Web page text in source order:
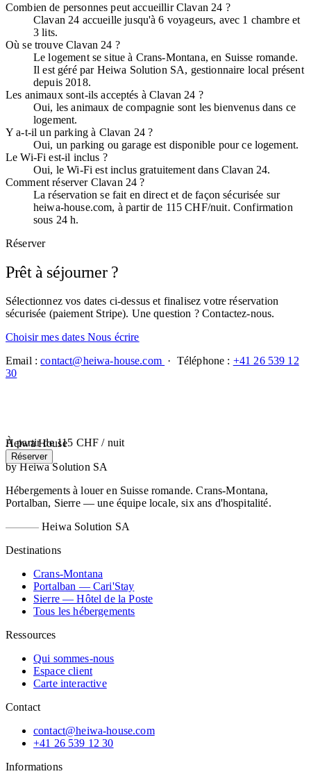
Combien de personnes peut accueillir Clavan 24 ?
Clavan 24 accueille jusqu'à 6 voyageurs, avec 1 chambre et
3 lits.
Où se trouve Clavan 24 ?
Le logement se situe à Crans-Montana, en Suisse romande.
Il est géré par Heiwa Solution SA, gestionnaire local présent
depuis 2018.
Les animaux sont-ils acceptés à Clavan 24 ?
Oui, les animaux de compagnie sont les bienvenus dans ce
logement.
Y a-t-il un parking à Clavan 24 ?
Oui, un parking ou garage est disponible pour ce logement.
Le Wi-Fi est-il inclus ?
Oui, le Wi-Fi est inclus gratuitement dans Clavan 24.
Comment réserver Clavan 24 ?
La réservation se fait en direct et de façon sécurisée sur
heiwa-house.com, à partir de 115 CHF/nuit. Confirmation
sous 24 h.
Réserver
Prêt à séjourner ?
Sélectionnez vos dates ci-dessus et finalisez votre réservation
sécurisée (paiement Stripe). Une question ? Contactez-nous.
Choisir mes dates Nous écrire
Email :contact@heiwa-house.com · Téléphone : +41 26 539 12
30
À partir de 115 CHF / nuit
Réserver
Heiwa House
by Heiwa Solution SA
Hébergements à louer en Suisse romande. Crans-Montana,
Portalban, Sierre — une équipe locale, six ans d'hospitalité.
Heiwa Solution SA
Destinations
Crans-Montana
Portalban — Cari'Stay
Sierre — Hôtel de la Poste
Tous les hébergements
Ressources
Qui sommes-nous
Espace client
Carte interactive
Contact
contact@heiwa-house.com
+41 26 539 12 30
Informations